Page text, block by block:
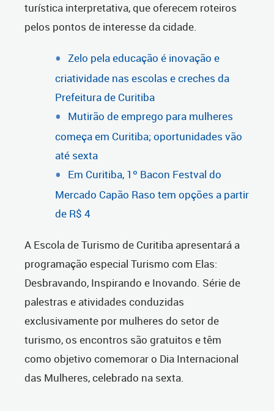
turística interpretativa, que oferecem roteiros
pelos pontos de interesse da cidade.
Zelo pela educação é inovação e
criatividade nas escolas e creches da
Prefeitura de Curitiba
Mutirão de emprego para mulheres
começa em Curitiba; oportunidades vão
até sexta
Em Curitiba, 1º Bacon Festval do
Mercado Capão Raso tem opções a partir
de R$ 4
A Escola de Turismo de Curitiba apresentará a
programação especial Turismo com Elas:
Desbravando, Inspirando e Inovando. Série de
palestras e atividades conduzidas
exclusivamente por mulheres do setor de
turismo, os encontros são gratuitos e têm
como objetivo comemorar o Dia Internacional
das Mulheres, celebrado na sexta.